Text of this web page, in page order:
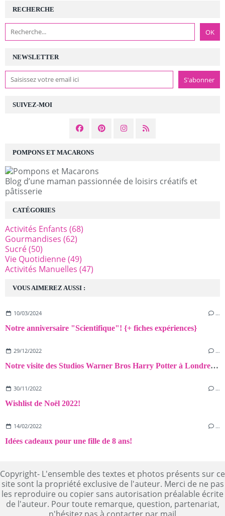
NEWSLETTER
SUIVEZ-MOI
RECHERCHE
POMPONS ET MACARONS
Blog d’une maman passionnée de loisirs créatifs et
pâtisserie
VOUS AIMEREZ AUSSI :
10/03/2024 …
Notre anniversaire "Scientifique"! {+ fiches expériences}
29/12/2022 …
Notre visite des Studios Warner Bros Harry Potter à Londres! {Avis+Astuces}
30/11/2022 …
Wishlist de Noël 2022!
14/02/2022 …
Idées cadeaux pour une fille de 8 ans!
CATÉGORIES
Activités Enfants (68)
Gourmandises (62)
Sucré(50)
Vie Quotidienne(49)
Activités Manuelles (47)
Copyright- L'ensemble des textes et photos présents sur ce
site sont la propriété exclusive de l'auteur. Merci de ne pas
les reproduire ou copier sans autorisation préalable écrite
de l'auteur. Pour toute remarque, question, partenariat,
n'hésitez pas à contacter par mail